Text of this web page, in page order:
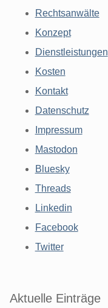
Rechtsanwälte
Konzept
Dienstleistungen
Kosten
Kontakt
Datenschutz
Impressum
Mastodon
Bluesky
Threads
Linkedin
Facebook
Twitter
Aktuelle Einträge